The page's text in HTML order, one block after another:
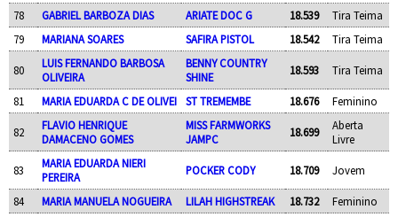
78 GABRIEL BARBOZA DIAS ARIATE DOC G 18.539
Tira Teima
79
MARIANA SOARES SAFIRA PISTOL 18.542 Tira Teima
80
LUIS FERNANDO BARBOSA
OLIVEIRA
BENNY COUNTRY
SHINE
18.593 Tira Teima
81 MARIA EDUARDA C DE OLIVEI ST TREMEMBE 18.676 Feminino
82
FLAVIO HENRIQUE
DAMACENO GOMES
MISS FARMWORKS
JAMPC
18.699
Aberta
Livre
83
MARIA EDUARDA NIERI
PEREIRA
POCKER CODY 18.709 Jovem
84 MARIA MANUELA NOGUEIRA LILAH HIGHSTREAK 18.732 Feminino